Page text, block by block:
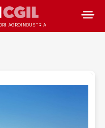
AGROINDUSTRIA